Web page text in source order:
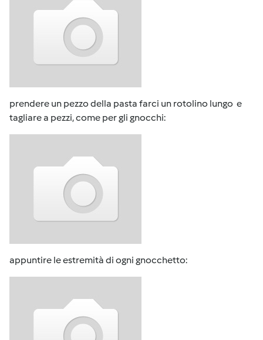
prendere un pezzo della pasta farci un rotolino lungo e
tagliare a pezzi, come per gli gnocchi:
appuntire le estremità di ogni gnocchetto: